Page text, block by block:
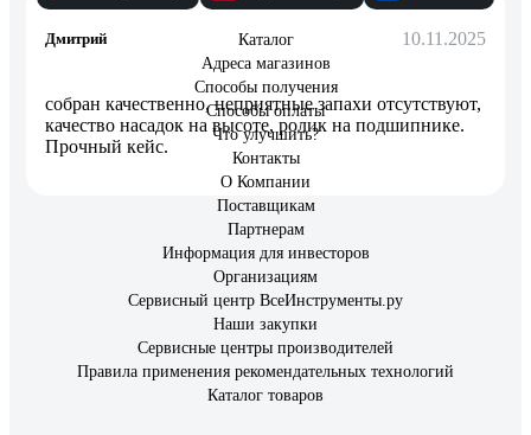
Дмитрий 10.11.2025
собран качественно, неприятные запахи отсутствуют,
качество насадок на высоте, ролик на подшипнике.
Прочный кейс.
Каталог
Адреса магазинов
Способы получения
Способы оплаты
Что улучшить?
Контакты
О Компании
Поставщикам
Партнерам
Информация для инвесторов
Организациям
Сервисный центр ВсеИнструменты.ру
Наши закупки
Сервисные центры производителей
Правила применения рекомендательных технологий
Каталог товаров